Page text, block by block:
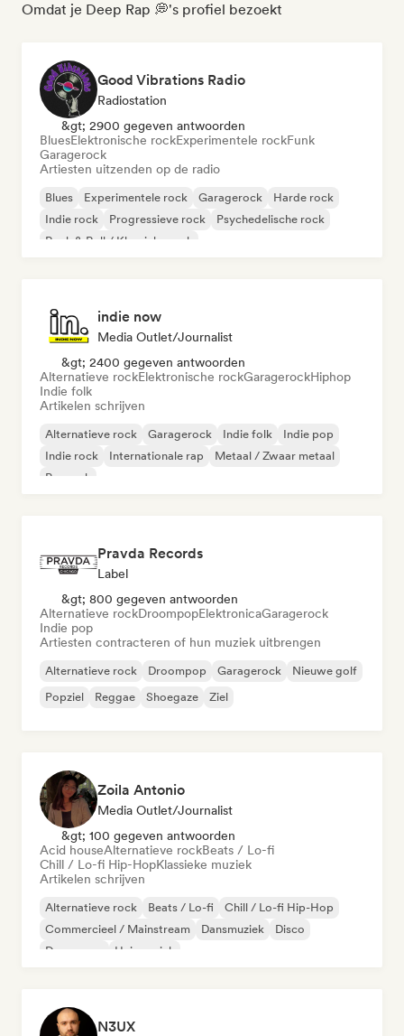
Omdat je Deep Rap 💭's profiel bezoekt
Good Vibrations Radio
Radiostation
&gt; 2900 gegeven antwoorden
BluesElektronische rockExperimentele rockFunk
Garagerock
Artiesten uitzenden op de radio
Blues Experimentele rock Garagerock
Harde rock
Indie rock
Progressieve rock
Psychedelische rock
Rock & Roll / Klassieke rock
indie now
Media Outlet/Journalist
&gt; 2400 gegeven antwoorden
Alternatieve rockElektronische rockGaragerockHiphop
Indie folk
Artikelen schrijven
Alternatieve rock Garagerock Indie folk
Indie pop
Indie rock
Internationale rap
Metaal / Zwaar metaal
Poprock
Pravda Records
Label
&gt; 800 gegeven antwoorden
Alternatieve rockDroompopElektronicaGaragerock
Indie pop
Artiesten contracteren of hun muziek uitbrengen
Alternatieve rock Droompop Garagerock
Nieuwe golf
Popziel
Reggae Shoegaze Ziel
Zoila Antonio
Media Outlet/Journalist
&gt; 100 gegeven antwoorden
Acid houseAlternatieve rockBeats / Lo-fi
Chill / Lo-fi Hip-HopKlassieke muziek
Artikelen schrijven
Alternatieve rock Beats / Lo-fi
Chill / Lo-fi Hip-Hop
Commercieel / Mainstream
Dansmuziek
Disco
Droompop
Huismuziek
N3UX